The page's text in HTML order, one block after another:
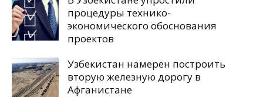
процедуры технико-
экономического обоснования
проектов
Узбекистан намерен построить
вторую железную дорогу в
Афганистане